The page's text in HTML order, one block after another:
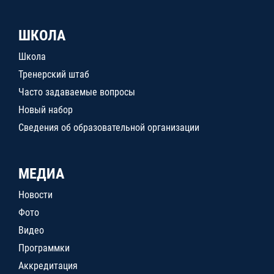
ШКОЛА
Школа
Тренерский штаб
Часто задаваемые вопросы
Новый набор
Сведения об образовательной организации
МЕДИА
Новости
Фото
Видео
Программки
Аккредитация